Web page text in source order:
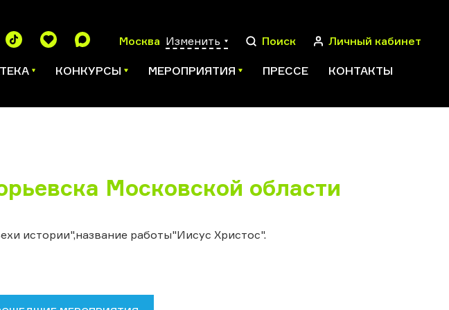
Москва Изменить Поиск Личный кабинет
КОНКУРСЫ МЕРОПРИЯТИЯ ПРЕССЕ КОНТАКТЫ
Московской области
истории",название работы"Иисус Христос".